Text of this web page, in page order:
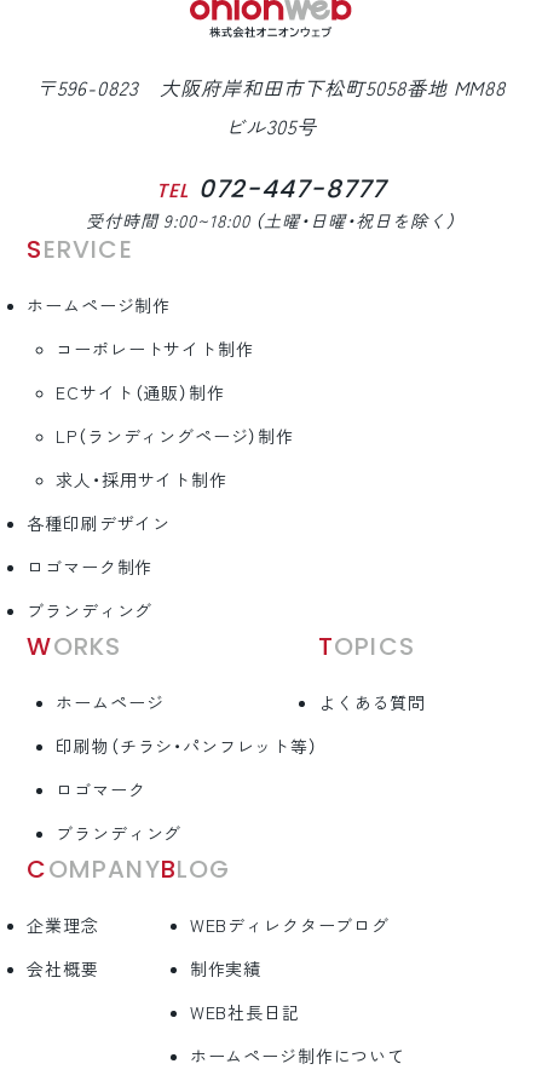
〒596-0823 大阪府岸和田市下松町5058番地 MM88
ビル305号
TEL 072-447-8777
受付時間 9:00~18:00 （土曜・日曜・祝日を除く）
SERVICE
ホームページ制作
コーポレートサイト制作
ECサイト（通販）制作
LP（ランディングページ）制作
求人・採用サイト制作
各種印刷デザイン
ロゴマーク制作
ブランディング
WORKS
ホームページ
印刷物（チラシ・パンフレット等）
ロゴマーク
ブランディング
TOPICS
よくある質問
COMPANY
企業理念
会社概要
BLOG
WEBディレクターブログ
制作実績
WEB社長日記
ホームページ制作について